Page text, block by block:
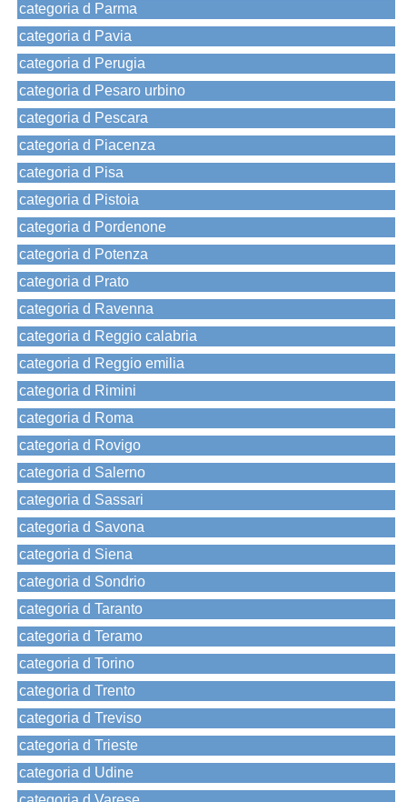
categoria d Parma
categoria d Pavia
categoria d Perugia
categoria d Pesaro urbino
categoria d Pescara
categoria d Piacenza
categoria d Pisa
categoria d Pistoia
categoria d Pordenone
categoria d Potenza
categoria d Prato
categoria d Ravenna
categoria d Reggio calabria
categoria d Reggio emilia
categoria d Rimini
categoria d Roma
categoria d Rovigo
categoria d Salerno
categoria d Sassari
categoria d Savona
categoria d Siena
categoria d Sondrio
categoria d Taranto
categoria d Teramo
categoria d Torino
categoria d Trento
categoria d Treviso
categoria d Trieste
categoria d Udine